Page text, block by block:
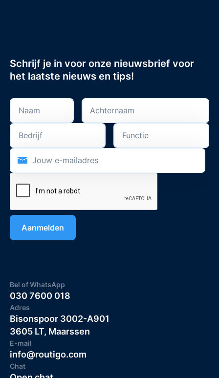
Schrijf je in voor onze nieuwsbrief voor
het laatste nieuws en tips!
Bel of WhatsApp
030 7600 018
Adres
Bisonspoor 3002-A901
3605 LT, Maarssen
E-mail
info@routigo.com
Chat